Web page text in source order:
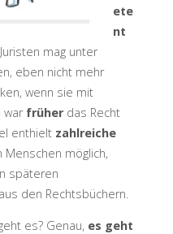
ete
nt
mag unter
eben nicht mehr
wenn sie mit
war früherdas Recht
enthielt zahlreiche
Menschen möglich,
späteren
den Rechtsbüchern.
es? Genau, es geht